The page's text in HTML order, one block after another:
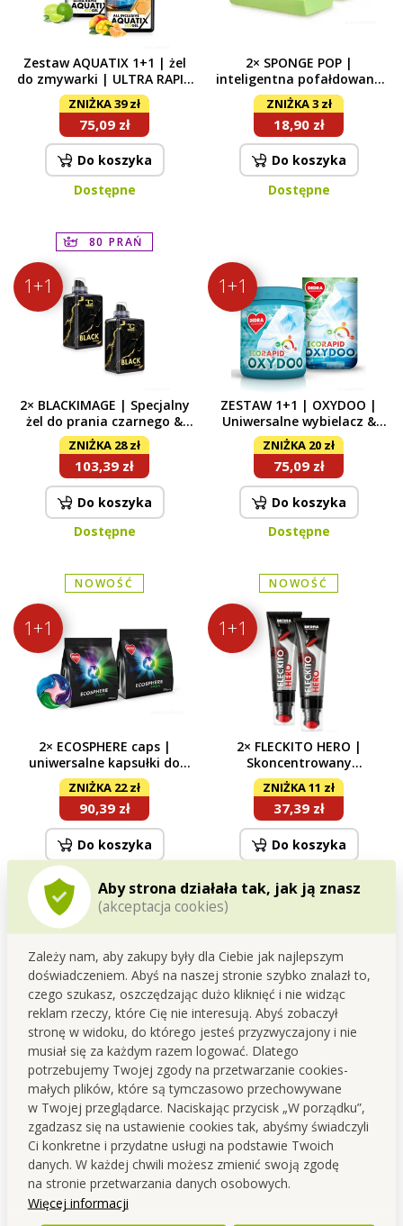
Aby strona działała tak, jak ją znasz
(akceptacja cookies)
Zależy nam, aby zakupy były dla Ciebie jak najlepszym
doświadczeniem. Abyś na naszej stronie szybko znalazł to,
czego szukasz, oszczędzając dużo kliknięć i nie widząc
reklam rzeczy, które Cię nie interesują. Abyś zobaczył
stronę w widoku, do którego jesteś przyzwyczajony i nie
musiał się za każdym razem logować. Dlatego
potrzebujemy Twojej zgody na przetwarzanie cookies-
małych plików, które są tymczasowo przechowywane
w Twojej przeglądarce. Naciskając przycisk „W porządku”,
zgadzasz się na ustawienie cookies tak, abyśmy świadczyli
Ci konkretne i przydatne usługi na podstawie Twoich
danych. W każdej chwili możesz zmienić swoją zgodę
na stronie przetwarzania danych osobowych.
Więcej informacji
Zestaw AQUATIX 1+1 | żel
do zmywarki | ULTRA RAPID
+ ALL INCLUSIVE | 115 myć
ZNIŻKA 39 zł
75,09 zł
Do koszyka
Dostępne
2× SPONGE POP |
inteligentna pofałdowana
gąbka | skutecznie ściera &
nie wznieca kurzu, ekstra
chłonna | zielona
ZNIŻKA 3 zł
18,90 zł
Do koszyka
Dostępne
80 PRAŃ
1+1
2× BLACKIMAGE | Specjalny
żel do prania czarnego &
ciemnego | ochrona i
ożywienie kolorów | 80 prań
ZNIŻKA 28 zł
103,39 zł
Do koszyka
Dostępne
1+1
ZESTAW 1+1 | OXYDOO |
Uniwersalne wybielacz &
odplamiacz | ECORAPID | 1
kg + 700g + POJEMNIK
GRATIS
ZNIŻKA 20 zł
75,09 zł
Do koszyka
Dostępne
NOWOŚĆ
1+1
2× ECOSPHERE caps |
uniwersalne kapsułki do
prania | skoncentrowane |
60 prań
ZNIŻKA 22 zł
90,39 zł
Do koszyka
Dostępne
NOWOŚĆ
1+1
2× FLECKITO HERO |
Skoncentrowany
enzymatyczny odplamiacz
ze szczoteczką | 220 ml
ZNIŻKA 11 zł
37,39 zł
Do koszyka
2+1
3-elementowy zestaw AURA
by AGATA | Zmiękczacz +
perfumy do prania +
odświeżacz powietrza | 750
ml + 500 ml + 200 ml
ZNIŻKA 22 zł
75,90 zł
Do koszyka
Dostępne
1+1
2× AQUATIX | żel do
zmywarki | 110 myć | efekt
ALL INCLUSIVE
ZNIŻKA 39 zł
75,09 zł
Do koszyka